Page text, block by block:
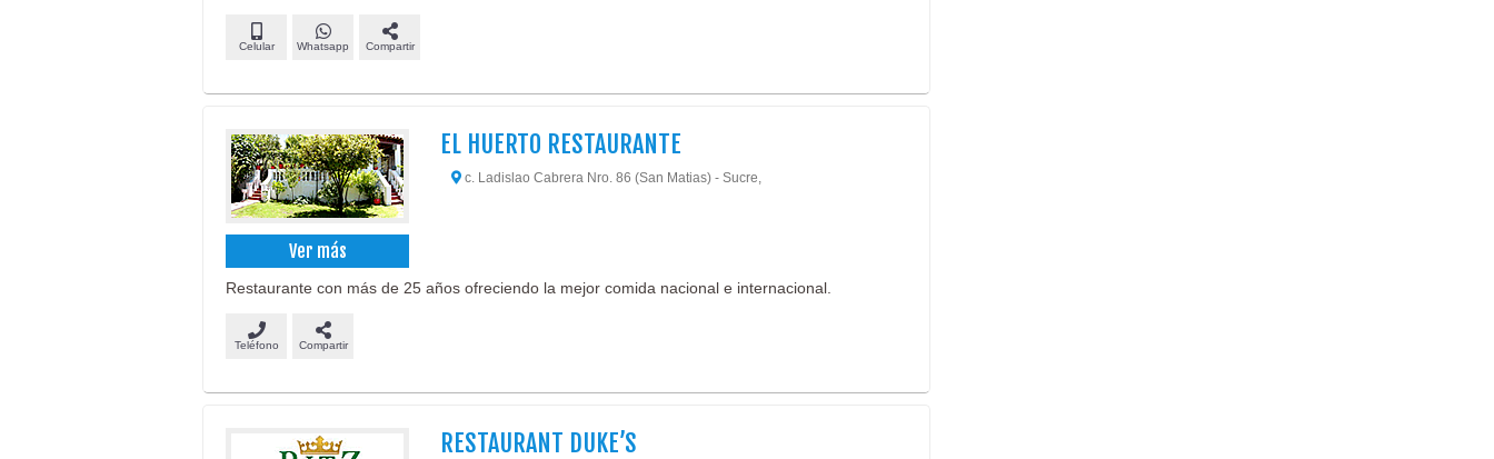
Celular Whatsapp Compartir
Ver más
EL HUERTO RESTAURANTE
c. Ladislao Cabrera Nro. 86 (San Matias) - Sucre,
Restaurante con más de 25 años ofreciendo la mejor comida nacional e internacional.
Teléfono Compartir
RESTAURANT DUKE’S